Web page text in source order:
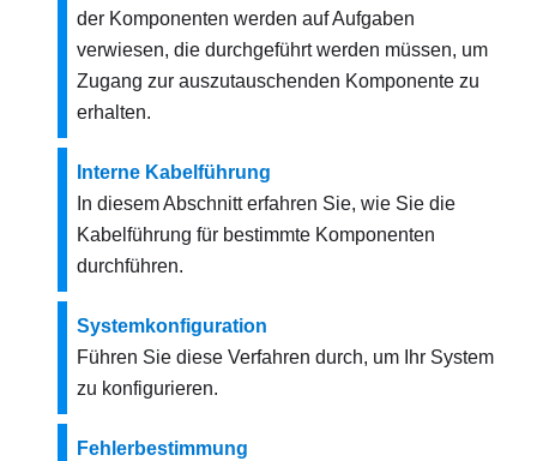
der Komponenten werden auf Aufgaben
verwiesen, die durchgeführt werden müssen, um
Zugang zur auszutauschenden Komponente zu
erhalten.
Interne Kabelführung
In diesem Abschnitt erfahren Sie, wie Sie die
Kabelführung für bestimmte Komponenten
durchführen.
Systemkonfiguration
Führen Sie diese Verfahren durch, um Ihr System
zu konfigurieren.
Fehlerbestimmung